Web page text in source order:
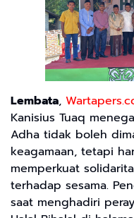
Lembata,
Kanisius Tuaq
Adha tidak boleh
keagamaan, tetapi
memperkuat
terhadap sesama.
saat menghadiri